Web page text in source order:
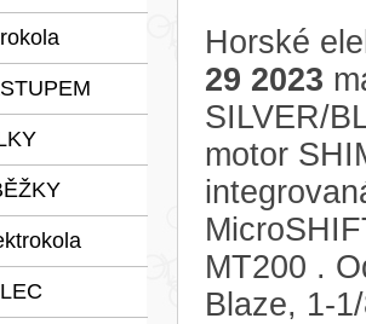
Horské
29 2023
SILVER/
motor
MT200 .
Blaze, 1-